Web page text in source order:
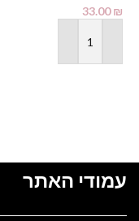
Alcohol
33.00₪
הוספה לסל
עמודי האתר